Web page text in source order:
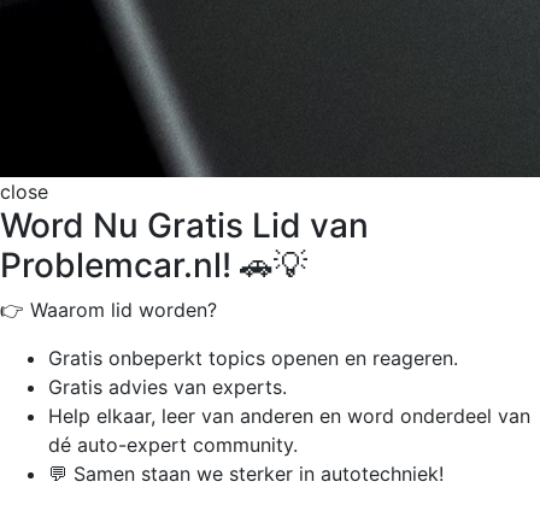
close
Word Nu Gratis Lid van
Problemcar.nl! 🚗💡
👉 Waarom lid worden?
Gratis onbeperkt topics openen en reageren.
Gratis advies van experts.
Help elkaar, leer van anderen en word onderdeel van
dé auto-expert community.
💬 Samen staan we sterker in autotechniek!